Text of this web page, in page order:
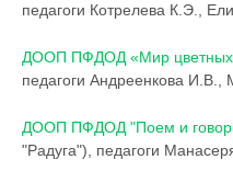
педагоги Котрелева К.Э.,
ДООП ПФДОД «Мир цветных
педагоги Андреенкова
ДООП ПФДОД "Поем и
"Радуга"), педагоги